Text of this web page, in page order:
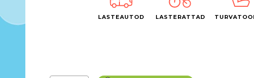
LASTEAUTOD LASTERATTAD